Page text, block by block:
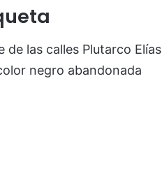
las calles Plutarco Elías
negro abandonada